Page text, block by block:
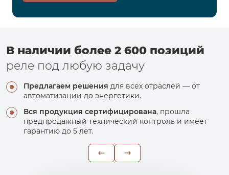
В наличии более 2 600 позиций
реле под любую задачу
Предлагаем решения для всех отраслей — от
автоматизации до энергетики.
Вся продукция сертифицирована, прошла
предпродажный технический контроль и имеет
гарантию до 5 лет.